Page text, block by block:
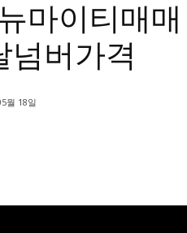
마이티매
넘버가격
월 18일